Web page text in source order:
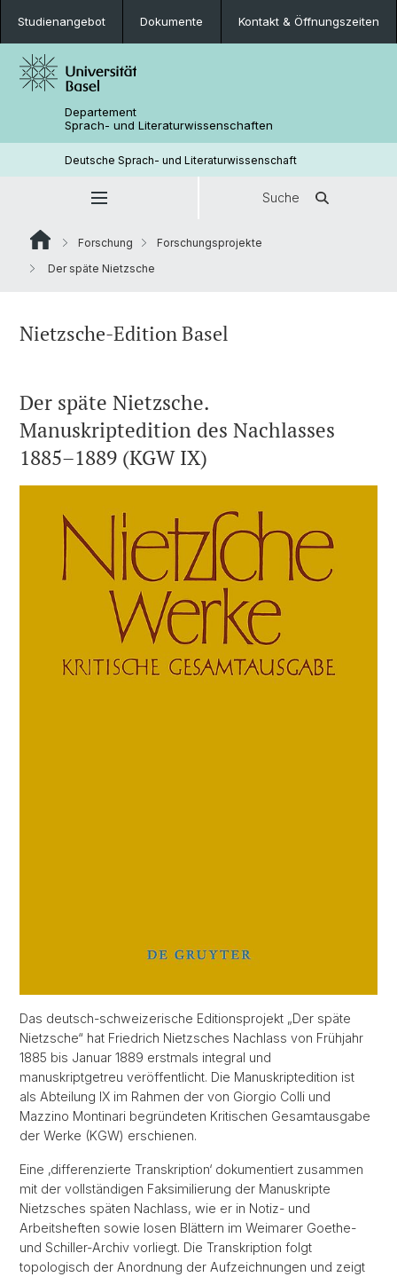
Studienangebot Dokumente Kontakt & Öffnungszeiten
Departement
Sprach- und Literaturwissenschaften
Deutsche Sprach- und Literaturwissenschaft
Suche
Forschung
Forschungsprojekte
Der späte Nietzsche
Nietzsche-Edition Basel
Der späte Nietzsche.
Manuskriptedition des Nachlasses
1885–1889 (KGW IX)
Das deutsch-schweizerische Editionsprojekt „Der späte
Nietzsche“ hat Friedrich Nietzsches Nachlass von Frühjahr
1885 bis Januar 1889 erstmals integral und
manuskriptgetreu veröffentlicht. Die Manuskriptedition ist
als Abteilung IX im Rahmen der von Giorgio Colli und
Mazzino Montinari begründeten Kritischen Gesamtausgabe
der Werke (KGW) erschienen.
Eine ‚differenzierte Transkription‘ dokumentiert zusammen
mit der vollständigen Faksimilierung der Manuskripte
Nietzsches späten Nachlass, wie er in Notiz- und
Arbeitsheften sowie losen Blättern im Weimarer Goethe-
und Schiller-Archiv vorliegt. Die Transkription folgt
topologisch der Anordnung der Aufzeichnungen und zeigt